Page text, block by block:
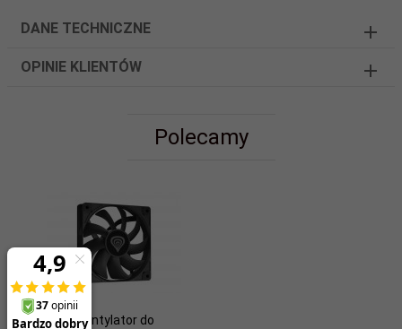
DANE TECHNICZNE
OPINIE KLIENTÓW
Polecamy
Wentylator do